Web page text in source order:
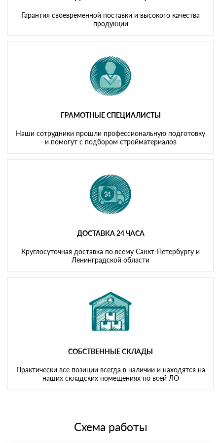
Гарантия своевременной поставки и высокого качества
продукции
ГРАМОТНЫЕ СПЕЦИАЛИСТЫ
Наши сотрудники прошли профессиональную подготовку
и помогут с подбором стройматериалов
ДОСТАВКА 24 ЧАСА
Круглосуточная доставка по всему Санкт-Петербургу и
Ленинградской области
СОБСТВЕННЫЕ СКЛАДЫ
Практически все позиции всегда в наличии и находятся на
наших складских помещениях по всей ЛО
Схема работы